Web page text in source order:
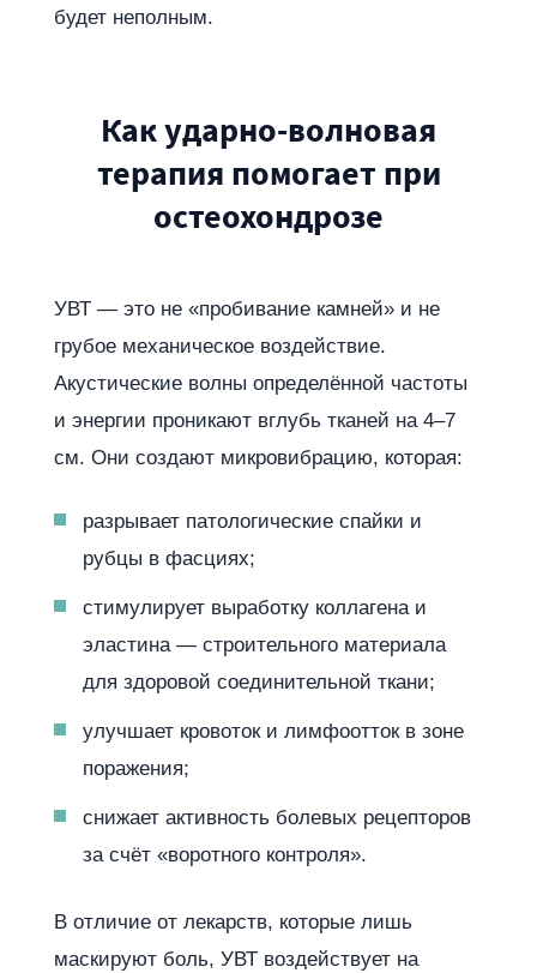
будет неполным.
Как ударно-волновая
терапия помогает при
остеохондрозе
УВТ — это не «пробивание камней» и не
грубое механическое воздействие.
Акустические волны определённой частоты
и энергии проникают вглубь тканей на 4–7
см. Они создают микровибрацию, которая:
разрывает патологические спайки и
рубцы в фасциях;
стимулирует выработку коллагена и
эластина — строительного материала
для здоровой соединительной ткани;
улучшает кровоток и лимфоотток в зоне
поражения;
снижает активность болевых рецепторов
за счёт «воротного контроля».
В отличие от лекарств, которые лишь
маскируют боль, УВТ воздействует на